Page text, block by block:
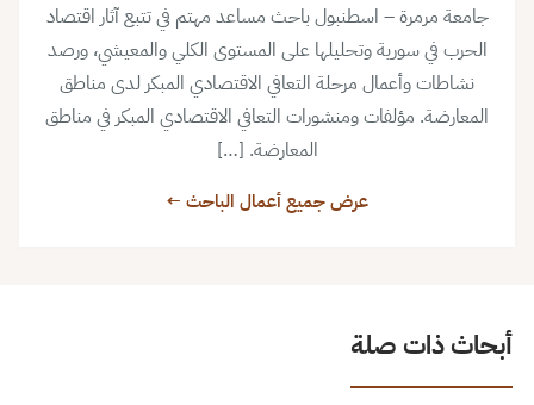
جامعة مرمرة – اسطنبول باحث مساعد مهتم في تتبع آثار اقتصاد
الحرب في سورية وتحليلها على المستوى الكلي والمعيشي، ورصد
نشاطات وأعمال مرحلة التعافي الاقتصادي المبكر لدى مناطق
المعارضة. مؤلفات ومنشورات التعافي الاقتصادي المبكر في مناطق
المعارضة. […]
عرض جميع أعمال الباحث ←
أبحاث ذات صلة